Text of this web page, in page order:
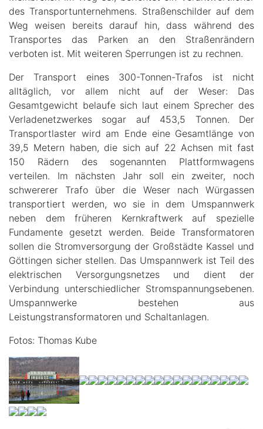
des Transportunternehmens. Straßenschilder auf dem
Weg weisen bereits darauf hin, dass während des
Transportes das Parken an den Straßenrändern
verboten ist. Mit weiteren Sperrungen ist zu rechnen.
Der Transport eines 300-Tonnen-Trafos ist nicht
alltäglich, vor allem nicht auf der Weser: Das
Gesamtgewicht belaufe sich laut einem Sprecher des
Verladenetzwerkes sogar auf 453,5 Tonnen. Der
Transportlaster wird am Ende eine Gesamtlänge von
39,5 Metern haben, die sich auf 22 Achsen mit fast
150 Rädern des sogenannten Plattformwagens
verteilen. Im nächsten Jahr soll ein zweiter, noch
schwererer Trafo über die Weser nach Würgassen
transportiert werden, wo sie in dem Umspannwerk
neben dem früheren Kernkraftwerk auf spezielle
Fundamente gesetzt werden. Beide Transformatoren
sollen die Stromversorgung der Großstädte Kassel und
Göttingen sicher stellen. Das Umspannwerk ist Teil des
elektrischen Versorgungsnetzes und dient der
Verbindung unterschiedlicher Stromspannungsebenen.
Umspannwerke bestehen aus
Leistungstransformatoren und Schaltanlagen.
Fotos: Thomas Kube